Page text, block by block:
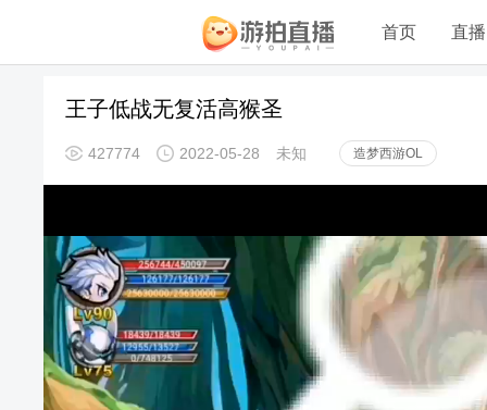
首页 直播
王子低战无复活高猴圣
427774 2022-05-28 未知 造梦西游OL